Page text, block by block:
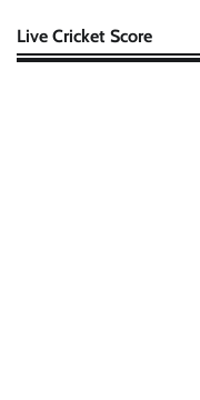
Live Cricket Score